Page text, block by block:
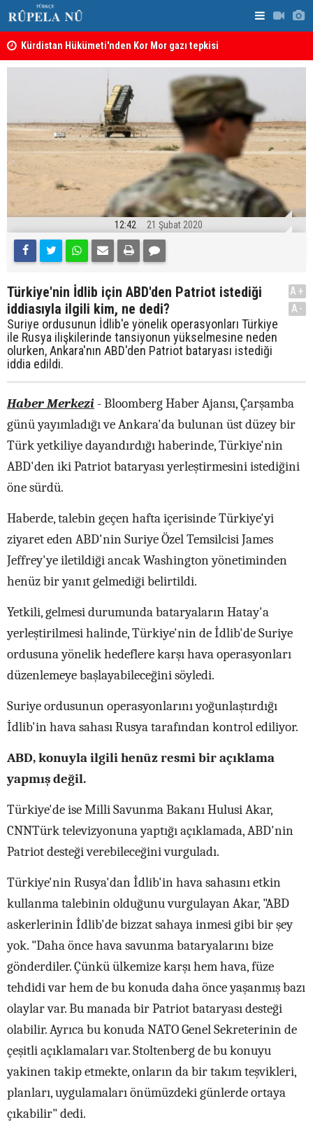
Kürdistan Hükümeti'nden Kor Mor gazı tepkisi
12:42 21 Şubat 2020
Türkiye'nin İdlib için ABD'den Patriot istediği
iddiasıyla ilgili kim, ne dedi?
Suriye ordusunun İdlib'e yönelik operasyonları Türkiye
ile Rusya ilişkilerinde tansiyonun yükselmesine neden
olurken, Ankara'nın ABD'den Patriot bataryası istediği
iddia edildi.
A+
A-
Haber Merkezi - Bloomberg Haber Ajansı, Çarşamba
günü yayımladığı ve Ankara'da bulunan üst düzey bir
Türk yetkiliye dayandırdığı haberinde, Türkiye'nin
ABD'den iki Patriot bataryası yerleştirmesini istediğini
öne sürdü.
Haberde, talebin geçen hafta içerisinde Türkiye'yi
ziyaret eden ABD'nin Suriye Özel Temsilcisi James
Jeffrey'ye iletildiği ancak Washington yönetiminden
henüz bir yanıt gelmediği belirtildi.
Yetkili, gelmesi durumunda bataryaların Hatay'a
yerleştirilmesi halinde, Türkiye'nin de İdlib'de Suriye
ordusuna yönelik hedeflere karşı hava operasyonları
düzenlemeye başlayabileceğini söyledi.
Suriye ordusunun operasyonlarını yoğunlaştırdığı
İdlib'in hava sahası Rusya tarafından kontrol ediliyor.
ABD, konuyla ilgili henüz resmi bir açıklama
yapmış değil.
Türkiye'de ise Milli Savunma Bakanı Hulusi Akar,
CNNTürk televizyonuna yaptığı açıklamada, ABD'nin
Patriot desteği verebileceğini vurguladı.
Türkiye'nin Rusya'dan İdlib'in hava sahasını etkin
kullanma talebinin olduğunu vurgulayan Akar, "ABD
askerlerinin İdlib'de bizzat sahaya inmesi gibi bir şey
yok. "Daha önce hava savunma bataryalarını bize
gönderdiler. Çünkü ülkemize karşı hem hava, füze
tehdidi var hem de bu konuda daha önce yaşanmış bazı
olaylar var. Bu manada bir Patriot bataryası desteği
olabilir. Ayrıca bu konuda NATO Genel Sekreterinin de
çeşitli açıklamaları var. Stoltenberg de bu konuyu
yakinen takip etmekte, onların da bir takım teşvikleri,
planları, uygulamaları önümüzdeki günlerde ortaya
çıkabilir" dedi.